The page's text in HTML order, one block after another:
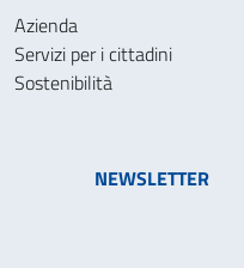
Azienda
Servizi per i cittadini
Sostenibilità
NEWSLETTER